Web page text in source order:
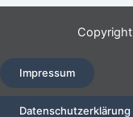
Impressum
Datenschutzerklärung